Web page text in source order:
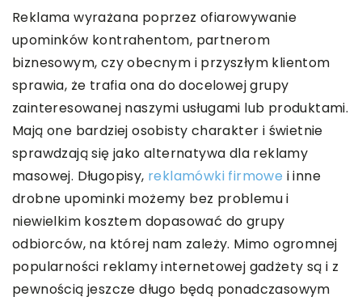
Reklama wyrażana poprzez ofiarowywanie
upominków kontrahentom, partnerom
biznesowym, czy obecnym i przyszłym klientom
sprawia, że trafia ona do docelowej grupy
zainteresowanej naszymi usługami lub produktami.
Mają one bardziej osobisty charakter i świetnie
sprawdzają się jako alternatywa dla reklamy
masowej. Długopisy, reklamówki firmowe i inne
drobne upominki możemy bez problemu i
niewielkim kosztem dopasować do grupy
odbiorców, na której nam zależy. Mimo ogromnej
popularności reklamy internetowej gadżety są i z
pewnością jeszcze długo będą ponadczasowym